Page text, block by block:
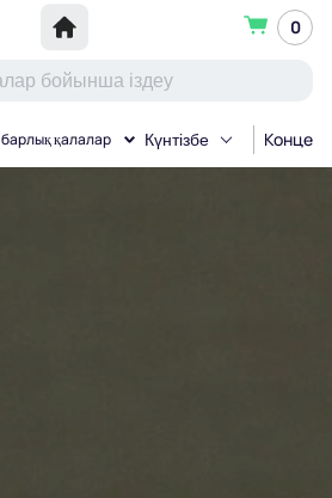
0
барлық қалалар Күнтізбе Концерт